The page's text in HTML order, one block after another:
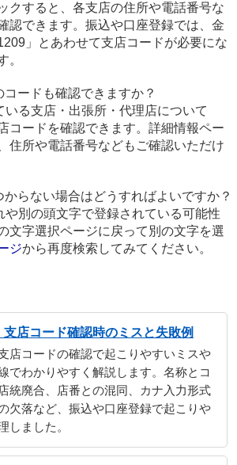
クすると、各支店の住所や電話番号な
認できます。振込や口座登録では、金
」とあわせて支店コードが必要にな
。
ードも確認できますか？
いる支店・出張所・代理店について
コードを確認できます。詳細情報ペー
住所や電話番号などもご確認いただけ
からない場合はどうすればよいですか？
や別の頭文字で登録されている可能性
文字選択ページに戻って別の文字を選
ジから再度検索してみてください。
店コード確認時のミスと失敗例
店コードの確認で起こりやすいミスや
でわかりやすく解説します。名称とコ
統廃合、店番との混同、カナ入力形式
欠落など、振込や口座登録で起こりや
しました。